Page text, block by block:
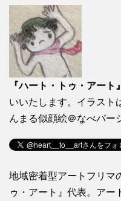
『ハート・トゥ・アート
いいたします。イラスト
んまる似顔絵＠なべバー
地域密着型アートフリマ
ゥ・アート』代表。アー